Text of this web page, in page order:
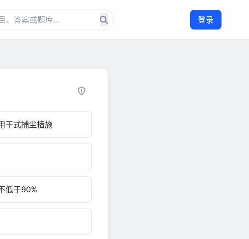
登录
干式捕尘措施
低于90%